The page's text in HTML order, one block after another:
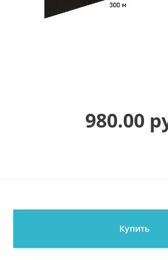
980.00
Купить